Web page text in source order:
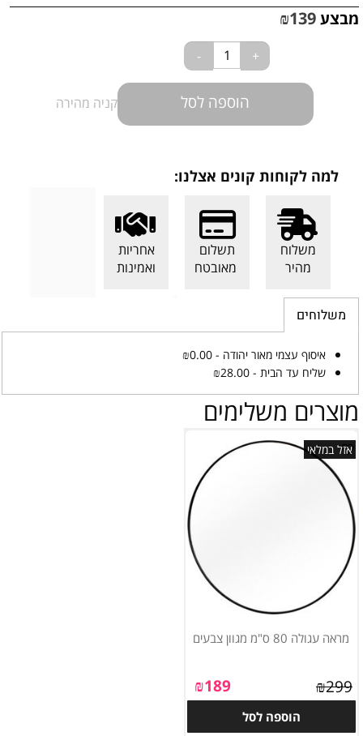
מבצע ₪139
הוספה לסל קניה מהירה
למה לקוחות קונים אצלנו:
משלוח
מהיר
תשלום
מאובטח
אחריות
ואמינות
משלוחים
איסוף עצמי מאור יהודה - ₪0.00
שליח עד הבית - ₪28.00
מוצרים משלימים
אזל במלאי
מראה עגולה 80 ס"מ מגוון צבעים
₪299
₪189
הוספה לסל